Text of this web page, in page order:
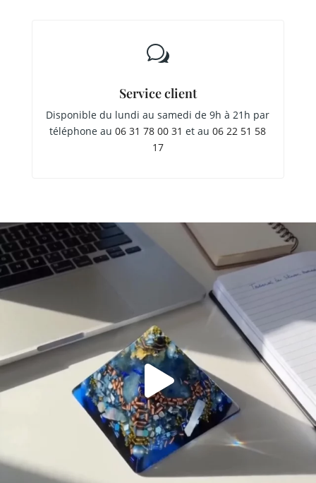
w
Service client
Disponible du lundi au samedi de 9h à 21h par
téléphone au06 31 78 00 31 et au06 22 51 58
17